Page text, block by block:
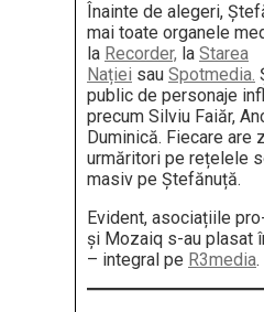
Înainte de alegeri,
mai toate organele
la Recorder, la Starea
Nației sau Spotmedia.
public de personaje
precum Silviu Faiăr,
Duminică. Fiecare
urmăritori pe rețelele
masiv pe Ștefănuță.
Evident, asociațiile
și Mozaiq s-au plasat
– integral pe R3media.